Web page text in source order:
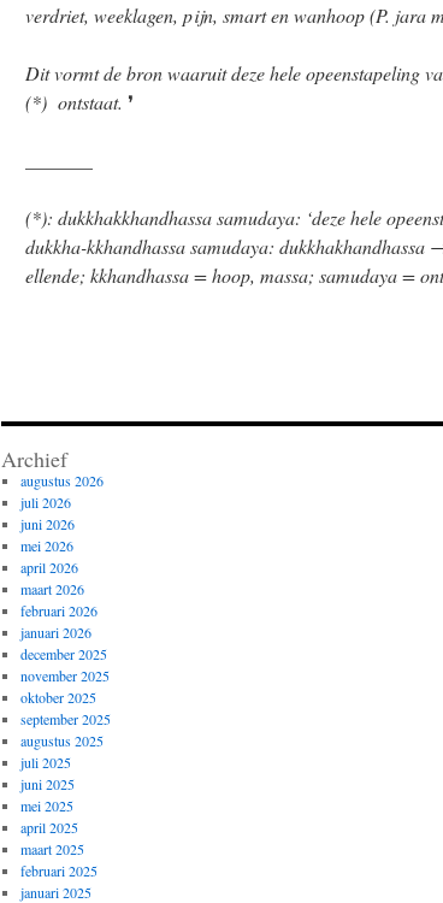
verdriet, weeklagen, pijn, smart en wanhoop (P. jara
Dit vormt de bron waaruit deze hele opeenstapeling
(*) ontstaat. ❜
(*): dukkhakkhandhassa samudaya: ‘deze hele
dukkha-kkhandhassa samudaya: dukkhakhandhassa
ellende; kkhandhassa = hoop, massa; samudaya =
Archief
augustus 2026
juli 2026
juni 2026
mei 2026
april 2026
maart 2026
februari 2026
januari 2026
december 2025
november 2025
oktober 2025
september 2025
augustus 2025
juli 2025
juni 2025
mei 2025
april 2025
maart 2025
februari 2025
januari 2025